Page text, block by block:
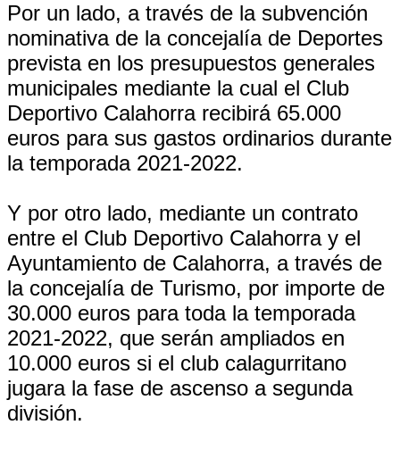
Por un lado, a través de la subvención
nominativa de la concejalía de Deportes
prevista en los presupuestos generales
municipales mediante la cual el Club
Deportivo Calahorra recibirá 65.000
euros para sus gastos ordinarios durante
la temporada 2021-2022.
Y por otro lado, mediante un contrato
entre el Club Deportivo Calahorra y el
Ayuntamiento de Calahorra, a través de
la concejalía de Turismo, por importe de
30.000 euros para toda la temporada
2021-2022, que serán ampliados en
10.000 euros si el club calagurritano
jugara la fase de ascenso a segunda
división.